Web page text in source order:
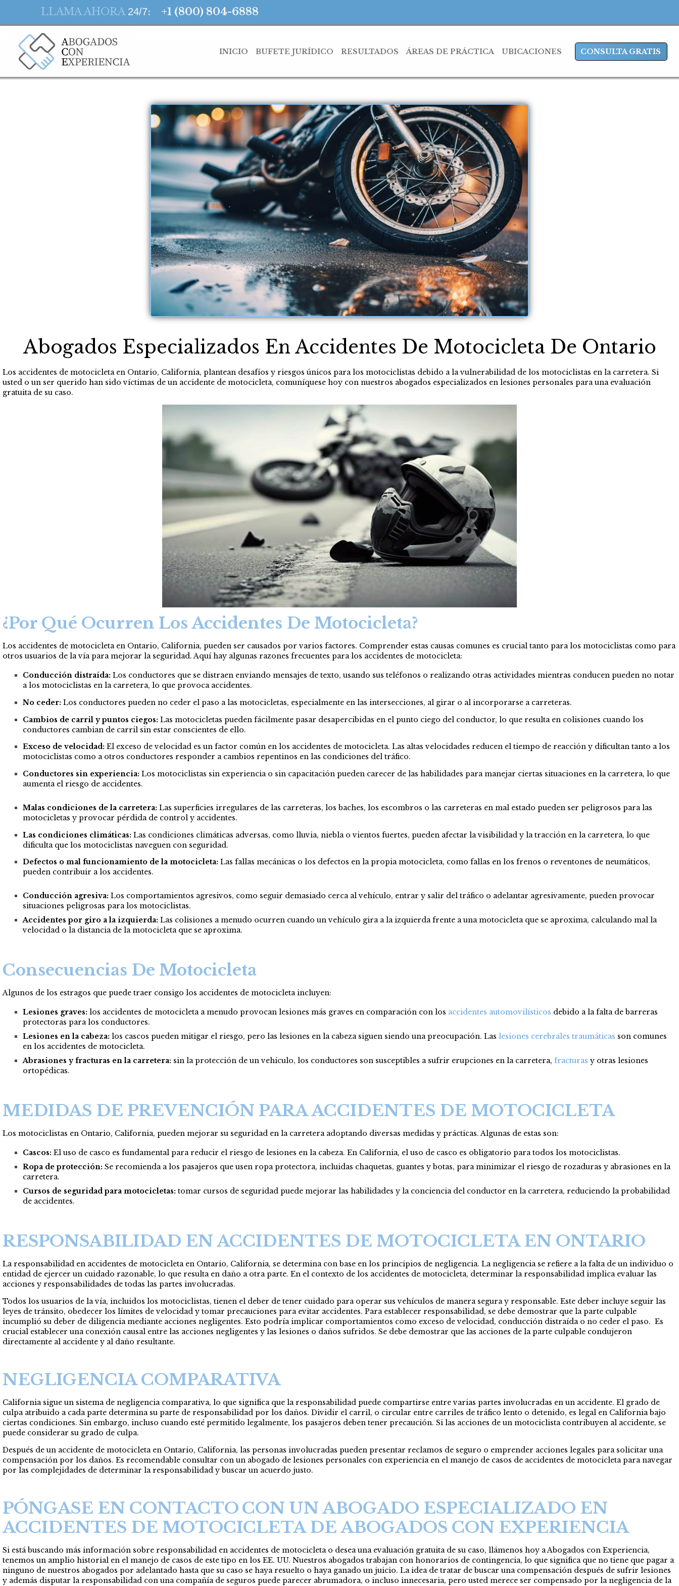
LLAMA AHORA 24/7: +1 (800) 804-6888
INICIO BUFETE JURÍDICO RESULTADOS ÁREAS DE PRÁCTICA UBICACIONES CONSULTA GRATIS
Abogados Especializados En Accidentes De Motocicleta De Ontario
Los accidentes de motocicleta en Ontario, California, plantean desafíos y riesgos únicos para los motociclistas debido a la vulnerabilidad de los motociclistas en la carretera. Si
usted o un ser querido han sido víctimas de un accidente de motocicleta, comuníquese hoy con nuestros abogados especializados en lesiones personales para una evaluación
gratuita de su caso.
¿Por Qué Ocurren Los Accidentes De Motocicleta?
Los accidentes de motocicleta en Ontario, California, pueden ser causados por varios factores. Comprender estas causas comunes es crucial tanto para los motociclistas como para
otros usuarios de la vía para mejorar la seguridad. Aquí hay algunas razones frecuentes para los accidentes de motocicleta:
Conducción distraída: Los conductores que se distraen enviando mensajes de texto, usando sus teléfonos o realizando otras actividades mientras conducen pueden no notar
a los motociclistas en la carretera, lo que provoca accidentes.
No ceder: Los conductores pueden no ceder el paso a las motocicletas, especialmente en las intersecciones, al girar o al incorporarse a carreteras.
Cambios de carril y puntos ciegos: Las motocicletas pueden fácilmente pasar desapercibidas en el punto ciego del conductor, lo que resulta en colisiones cuando los
conductores cambian de carril sin estar conscientes de ello.
Exceso de velocidad: El exceso de velocidad es un factor común en los accidentes de motocicleta. Las altas velocidades reducen el tiempo de reacción y dificultan tanto a los
motociclistas como a otros conductores responder a cambios repentinos en las condiciones del tráfico.
Conductores sin experiencia: Los motociclistas sin experiencia o sin capacitación pueden carecer de las habilidades para manejar ciertas situaciones en la carretera, lo que
aumenta el riesgo de accidentes.
Malas condiciones de la carretera: Las superficies irregulares de las carreteras, los baches, los escombros o las carreteras en mal estado pueden ser peligrosos para las
motocicletas y provocar pérdida de control y accidentes.
Las condiciones climáticas: Las condiciones climáticas adversas, como lluvia, niebla o vientos fuertes, pueden afectar la visibilidad y la tracción en la carretera, lo que
dificulta que los motociclistas naveguen con seguridad.
Defectos o mal funcionamiento de la motocicleta: Las fallas mecánicas o los defectos en la propia motocicleta, como fallas en los frenos o reventones de neumáticos,
pueden contribuir a los accidentes.
Conducción agresiva: Los comportamientos agresivos, como seguir demasiado cerca al vehículo, entrar y salir del tráfico o adelantar agresivamente, pueden provocar
situaciones peligrosas para los motociclistas.
Accidentes por giro a la izquierda: Las colisiones a menudo ocurren cuando un vehículo gira a la izquierda frente a una motocicleta que se aproxima, calculando mal la
velocidad o la distancia de la motocicleta que se aproxima.
Consecuencias De Motocicleta
Algunos de los estragos que puede traer consigo los accidentes de motocicleta incluyen:
Lesiones graves: los accidentes de motocicleta a menudo provocan lesiones más graves en comparación con los accidentes automovilísticos debido a la falta de barreras
protectoras para los conductores.
Lesiones en la cabeza: los cascos pueden mitigar el riesgo, pero las lesiones en la cabezasiguen siendo una preocupación. Las lesiones cerebrales traumáticas son comunes
en los accidentes de motocicleta.
Abrasiones y fracturas en la carretera: sin la protección de un vehículo, los conductores son susceptibles a sufrir erupciones en la carretera, fracturas y otras lesiones
ortopédicas.
MEDIDAS DE PREVENCIÓN PARA ACCIDENTES DE MOTOCICLETA
Los motociclistas en Ontario, California, pueden mejorar su seguridad en la carretera adoptando diversas medidas y prácticas. Algunas de estas son:
Cascos: El uso de casco es fundamental para reducir el riesgo de lesiones en la cabeza. En California, el uso de casco es obligatorio para todos los motociclistas.
Ropa de protección: Se recomienda a los pasajeros que usen ropa protectora, incluidas chaquetas, guantes y botas, para minimizar el riesgo de rozaduras y abrasiones en la
carretera.
Cursos de seguridad para motocicletas: tomar cursos de seguridad puede mejorar las habilidades y la conciencia del conductor en la carretera, reduciendo la probabilidad
de accidentes.
RESPONSABILIDAD EN ACCIDENTES DE MOTOCICLETA EN ONTARIO
La responsabilidad en accidentes de motocicleta en Ontario, California, se determina con base en los principios de negligencia. La negligencia se refiere a la falta de un individuo o
entidad de ejercer un cuidado razonable, lo que resulta en daño a otra parte. En el contexto de los accidentes de motocicleta, determinar la responsabilidad implica evaluar las
acciones y responsabilidades de todas las partes involucradas.
Todos los usuarios de la vía, incluidos los motociclistas, tienen el deber de tener cuidado para operar sus vehículos de manera segura y responsable. Este deber incluye seguir las
leyes de tránsito, obedecer los límites de velocidad y tomar precauciones para evitar accidentes. Para establecer responsabilidad, se debe demostrar que la parte culpable
incumplió su deber de diligencia mediante acciones negligentes. Esto podría implicar comportamientos como exceso de velocidad, conducción distraída o no ceder el paso. Es
crucial establecer una conexión causal entre las acciones negligentes y las lesiones o daños sufridos. Se debe demostrar que las acciones de la parte culpable condujeron
directamente al accidente y al daño resultante.
NEGLIGENCIA COMPARATIVA
California sigue un sistema de negligencia comparativa, lo que significa que la responsabilidad puede compartirse entre varias partes involucradas en un accidente. El grado de
culpa atribuido a cada parte determina su parte de responsabilidad por los daños. Dividir el carril, o circular entre carriles de tráfico lento o detenido, es legal en California bajo
ciertas condiciones. Sin embargo, incluso cuando esté permitido legalmente, los pasajeros deben tener precaución. Si las acciones de un motociclista contribuyen al accidente, se
puede considerar su grado de culpa.
Después de un accidente de motocicleta en Ontario, California, las personas involucradas pueden presentar reclamos de seguro o emprender acciones legales para solicitar una
compensación por los daños. Es recomendable consultar con un abogado de lesiones personales con experiencia en el manejo de casos de accidentes de motocicleta para navegar
por las complejidades de determinar la responsabilidad y buscar un acuerdo justo.
PÓNGASE EN CONTACTO CON UN ABOGADO ESPECIALIZADO EN
ACCIDENTES DE MOTOCICLETA DE ABOGADOS CON EXPERIENCIA
Si está buscando más información sobre responsabilidad en accidentes de motocicleta o desea una evaluación gratuita de su caso, llámenos hoy a Abogados con Experiencia,
tenemos un amplio historial en el manejo de casos de este tipo en los EE. UU. Nuestros abogados trabajan con honorarios de contingencia, lo que significa que no tiene que pagar a
ninguno de nuestros abogados por adelantado hasta que su caso se haya resuelto o haya ganado un juicio. La idea de tratar de buscar una compensación después de sufrir lesiones
y además disputar la responsabilidad con una compañía de seguros puede parecer abrumadora, o incluso innecesaria, pero usted merece ser compensado por la negligencia de la